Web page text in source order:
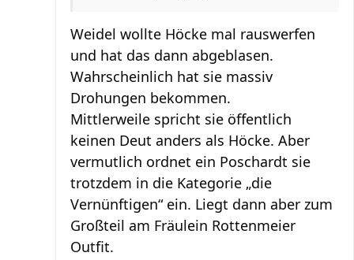
Weidel wollte Höcke mal rauswerfen
und hat das dann abgeblasen.
Wahrscheinlich hat sie massiv
Drohungen bekommen.
Mittlerweile spricht sie öffentlich
keinen Deut anders als Höcke. Aber
vermutlich ordnet ein Poschardt sie
trotzdem in die Kategorie „die
Vernünftigen“ ein. Liegt dann aber zum
Großteil am Fräulein Rottenmeier
Outfit.